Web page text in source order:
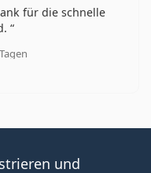
für die schnelle
5 aus 5
und